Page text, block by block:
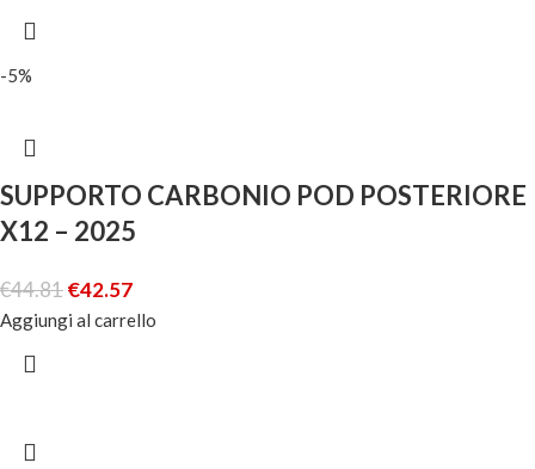
-5%
SUPPORTO CARBONIO POD POSTERIORE
X12 – 2025
€44.81€42.57
Aggiungi al carrello